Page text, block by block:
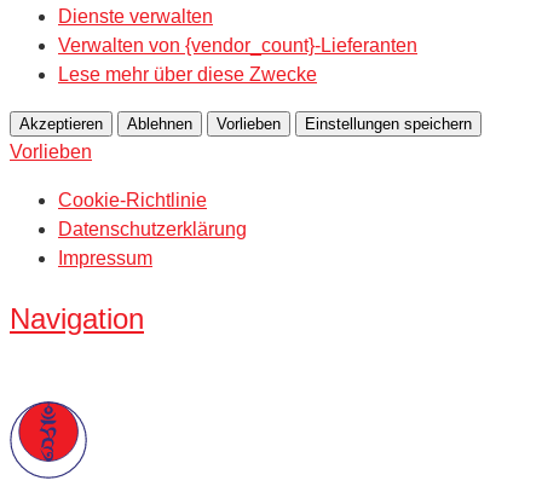
Dienste verwalten
Verwalten von {vendor_count}-Lieferanten
Lese mehr über diese Zwecke
Akzeptieren Ablehnen Vorlieben Einstellungen speichern
Vorlieben
Cookie-Richtlinie
Datenschutzerklärung
Impressum
Navigation